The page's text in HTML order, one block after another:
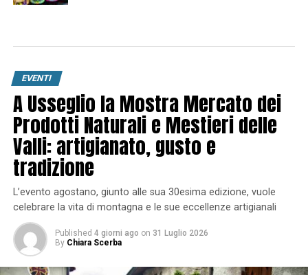
EVENTI
A Usseglio la Mostra Mercato dei
Prodotti Naturali e Mestieri delle
Valli: artigianato, gusto e
tradizione
L’evento agostano, giunto alle sua 30esima edizione, vuole
celebrare la vita di montagna e le sue eccellenze artigianali
Published 4 giorni ago on 31 Luglio 2026
By Chiara Scerba